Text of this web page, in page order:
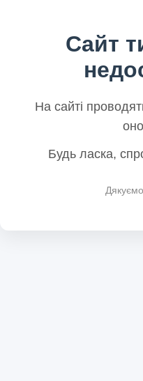
Сайт
На сайті
Будь ласка,